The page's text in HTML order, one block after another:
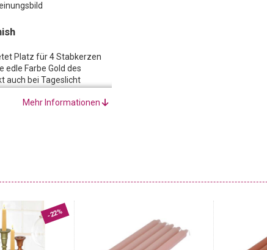
Platz für 4 Stabkerzen
edle Farbe Gold des
auch bei Tageslicht
stimmungsvolle
hinzufügen, dann
Mehr Informationen
-22%